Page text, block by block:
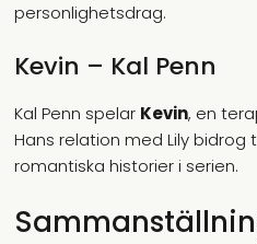
personlighetsdrag.
Kevin – Kal Penn
Kal Penn spelar Kevin, en
Hans relation med Lily bidrog
romantiska historier i serien.